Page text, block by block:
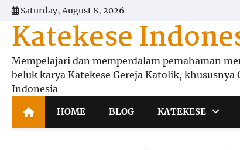
Skip
content
Saturday, August 8, 2026
Katekese
Mempelajari dan memperdalam pemahaman
beluk karya Katekese Gereja Katolik, khususnya
Indonesia
HOME BLOG KATEKESE